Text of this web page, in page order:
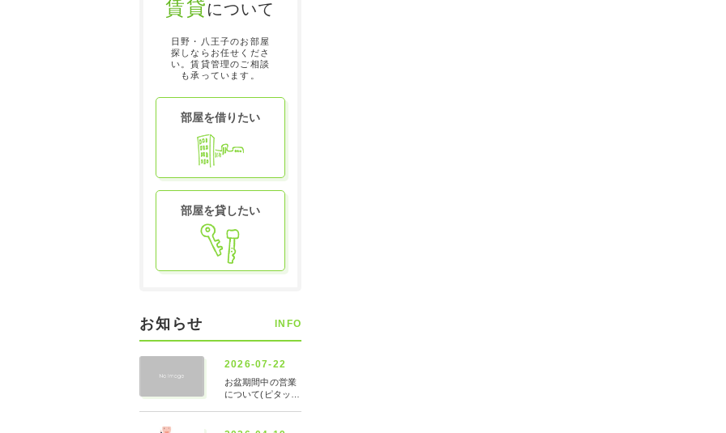
賃貸について
日野・八王子のお部屋
探しならお任せくださ
い。賃貸管理のご相談
も承っています。
部屋を借りたい
部屋を貸したい
お知らせ INFO